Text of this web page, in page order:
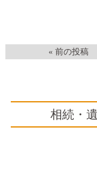
« 前の投稿
相続・